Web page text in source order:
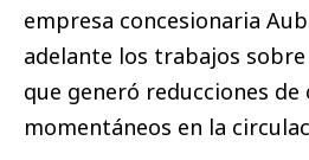
empresa concesionaria
adelante los trabajos
que generó reducciones
momentáneos en la